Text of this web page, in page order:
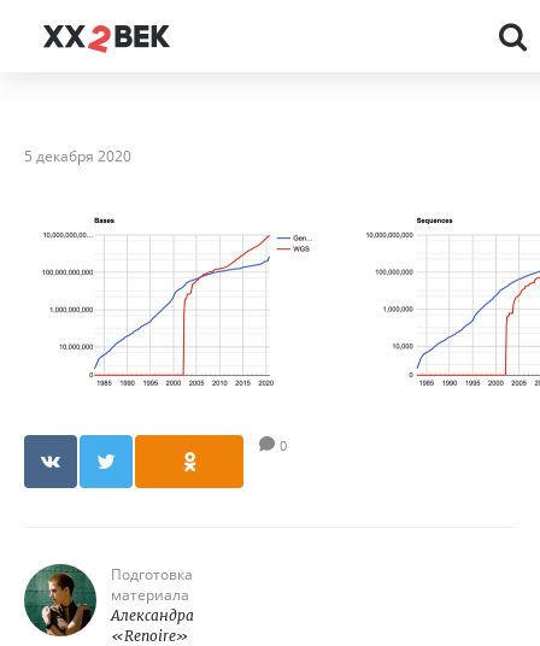
5 декабря 2020
0
Подготовка
материала
Александра
«Renoire»